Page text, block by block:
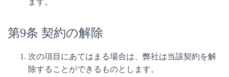
ます。
第9条 契約の解除
次の項目にあてはまる場合は、弊社は当該契約を解
除することができるものとします。